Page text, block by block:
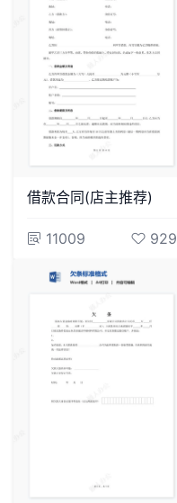
借款合同(店主推荐)
11009 929